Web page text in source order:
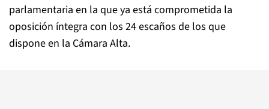
parlamentaria en la que ya está comprometida la
oposición íntegra con los 24 escaños de los que
dispone en la Cámara Alta.